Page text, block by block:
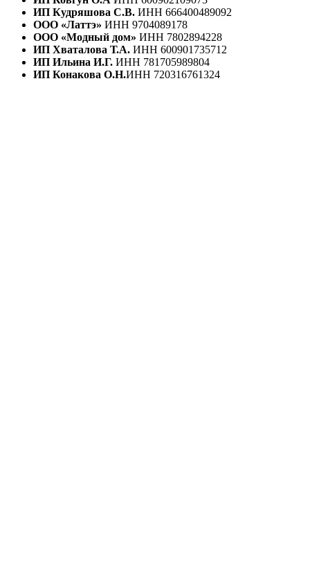
ИП Кудряшова С.В. ИНН 666400489092
ООО «Латтэ» ИНН 9704089178
ООО «Модный дом» ИНН 7802894228
ИП Хваталова Т.А. ИНН 600901735712
ИП Ильина И.Г. ИНН 781705989804
ИП Конакова О.Н.ИНН 720316761324